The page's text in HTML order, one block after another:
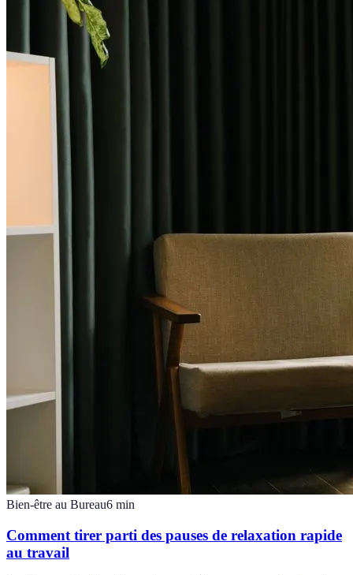
Bien-être au Bureau6 min
Comment tirer parti des pauses de relaxation rapide
au travail